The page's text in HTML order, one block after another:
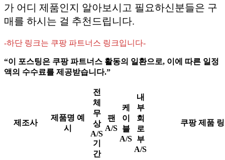
가 어디 제품인지 알아보시고 필요하신분들은 구
매를 하시는 걸 추천드립니다.
-하단 링크는 쿠팡 파트너스 링크입니다-
“이 포스팅은 쿠팡 파트너스 활동의 일환으로, 이에 따른 일정
액의 수수료를 제공받습니다.”
제조사
제품명 예
시
전
체
무
상
A/S
기
간
팬
A/S
케
이
블
A/S
내
부
회
로
부
A/S
쿠팡 제품